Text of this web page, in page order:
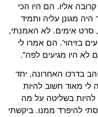
אליו. הם היו הכי
מגונן עליה ותמיד
סרט אימים. לא האמנתי,
בזיהוי'. הם אמרו לי
לא היו מגיעים לפה".
בדרכו האחרונה, יחד
לי מאוד חשוב להיות
להיות בשליטה על מה
להיפרד ממנו. ביקשתי